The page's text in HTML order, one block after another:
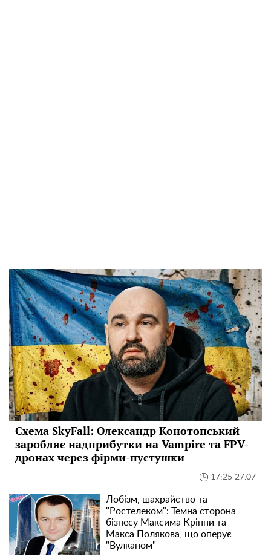
Схема SkyFall: Олександр Конотопський
заробляє надприбутки на Vampire та FPV-
дронах через фірми-пустушки
17:25 27.07
Лобізм, шахрайство та
"Ростелеком": Темна сторона
бізнесу Максима Кріппи та
Макса Полякова, що оперує
"Вулканом"